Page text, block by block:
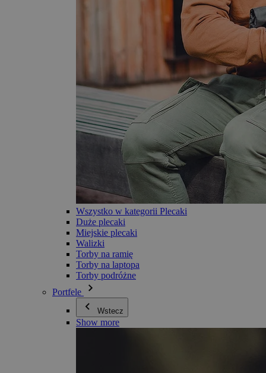
Wszystko w kategorii Plecaki
Duże plecaki
Miejskie plecaki
Walizki
Torby na ramię
Torby na laptopa
Torby podróżne
Portfele
Wstecz
Show more